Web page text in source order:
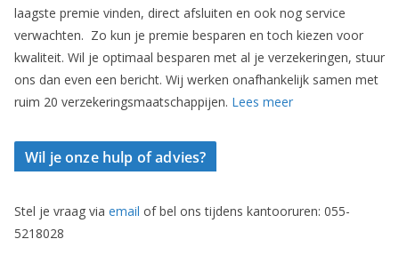
laagste premie vinden, direct afsluiten en ook nog service
verwachten. Zo kun je premie besparen en toch kiezen voor
kwaliteit. Wil je optimaal besparen met al je verzekeringen, stuur
ons dan even een bericht. Wij werken onafhankelijk samen met
ruim 20 verzekeringsmaatschappijen. Lees meer
Wil je onze hulp of advies?
Stel je vraag via email of bel ons tijdens kantooruren: 055-
5218028